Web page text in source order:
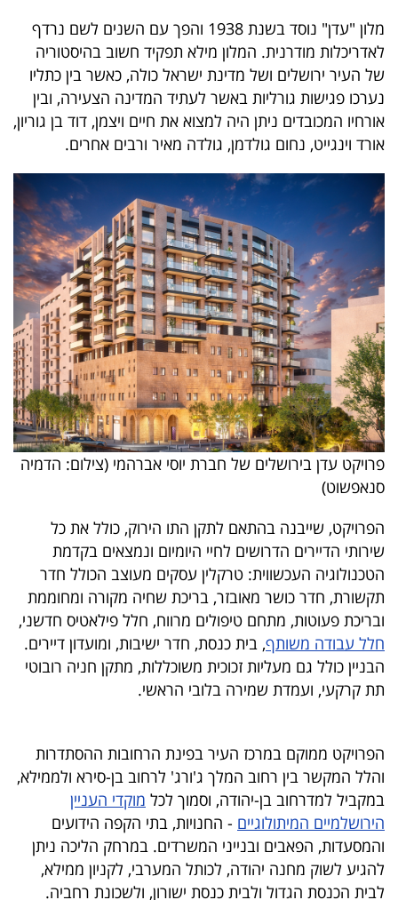
מייל
אדום
פרסמו
באייס
עקבו
אחרינו:
מלון "עדן" נוסד בשנת 1938 והפך עם השנים לשם נרדף
לאדריכלות מודרנית. המלון מילא תפקיד חשוב בהיסטוריה
של העיר ירושלים ושל מדינת ישראל כולה, כאשר בין כתליו
נערכו פגישות גורליות באשר לעתיד המדינה הצעירה, ובין
אורחיו המכובדים ניתן היה למצוא את חיים ויצמן, דוד בן גוריון,
אורד וינגייט, נחום גולדמן, גולדה מאיר ורבים אחרים.
פרויקט עדן בירושלים של חברת יוסי אברהמי (צילום: הדמיה
סנאפשוט)
הפרויקט, שייבנה בהתאם לתקן התו הירוק, כולל את כל
שירותי הדיירים הדרושים לחיי היומיום ונמצאים בקדמת
הטכנולוגיה העכשווית: טרקלין עסקים מעוצב הכולל חדר
תקשורת, חדר כושר מאובזר, בריכת שחיה מקורה ומחוממת
ובריכת פעוטות, מתחם טיפולים מרווח, חלל פילאטיס חדשני,
חלל עבודה משותף, בית כנסת, חדר ישיבות, ומועדון דיירים.
הבניין כולל גם מעליות זכוכית משוכללות, מתקן חניה רובוטי
תת קרקעי, ועמדת שמירה בלובי הראשי.
הפרויקט ממוקם במרכז העיר בפינת הרחובות ההסתדרות
והלל המקשר בין רחוב המלך ג'ורג' לרחוב בן-סירא ולממילא,
במקביל למדרחוב בן-יהודה, וסמוך לכל מוקדי העניין
הירושלמיים המיתולוגיים - החנויות, בתי הקפה הידועים
והמסעדות, הפאבים ובנייני המשרדים. במרחק הליכה ניתן
להגיע לשוק מחנה יהודה, לכותל המערבי, לקניון ממילא,
לבית הכנסת הגדול ולבית כנסת ישורון, ולשכונת רחביה.